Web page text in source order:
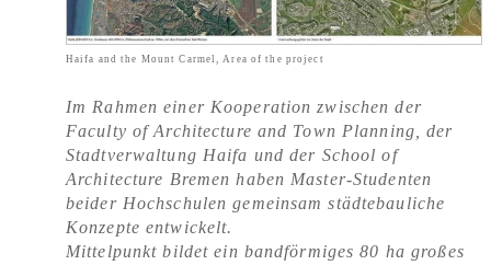
Haifa and the Mount Carmel, Area of the project
Im Rahmen einer Kooperation zwischen der
Faculty of Architecture and Town Planning, der
Stadtverwaltung Haifa und der School of
Architecture Bremen haben Master-Studenten
beider Hochschulen gemeinsam städtebauliche
Konzepte entwickelt.
Mittelpunkt bildet ein bandförmiges 80 ha großes